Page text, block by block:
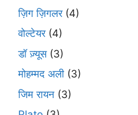
ज़िग ज़िगलर(4)
वोल्टेयर(4)
डॉ ज़्यूस(3)
मोहम्मद अली (3)
जिम रायन (3)